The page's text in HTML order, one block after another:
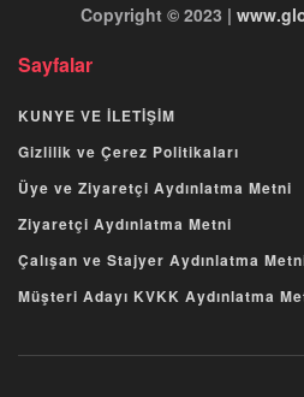
Copyright © 2023 |
Sayfalar
KUNYE VE İLETİŞİM
Gizlilik ve Çerez Politikaları
Üye ve Ziyaretçi Aydınlatma Metni
Ziyaretçi Aydınlatma Metni
Çalışan ve Stajyer Aydınlatma
Müşteri Adayı KVKK Aydınlatma